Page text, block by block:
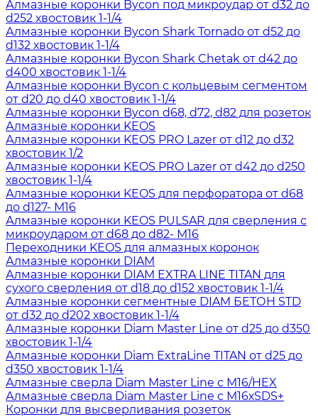
Алмазные коронки Bycon под микроудар от d32 до
d252 хвостовик 1-1/4
Алмазные коронки Bycon Shark Tornado от d52 до
d132 хвостовик 1-1/4
Алмазные коронки Bycon Shark Chetak от d42 до
d400 хвостовик 1-1/4
Алмазные коронки Bycon с кольцевым сегментом
от d20 до d40 хвостовик 1-1/4
Алмазные коронки Bycon d68, d72, d82 для розеток
Алмазные коронки KEOS
Алмазные коронки KEOS PRO Lazer от d12 до d32
хвостовик 1/2
Алмазные коронки KEOS PRO Lazer от d42 до d250
хвостовик 1-1/4
Алмазные коронки KEOS для перфоратора от d68
до d127- М16
Алмазные коронки KEOS PULSAR для сверления с
микроударом от d68 до d82- М16
Переходники KEOS для алмазных коронок
Алмазные коронки DIAM
Алмазные коронки DIAM EXTRA LINE TITAN для
сухого сверления от d18 до d152 хвостовик 1-1/4
Алмазные коронки сегментные DIAM БЕТОН STD
от d32 до d202 хвостовик 1-1/4
Алмазные коронки Diam Master Line от d25 до d350
хвостовик 1-1/4
Алмазные коронки Diam ExtraLine ТITAN от d25 до
d350 хвостовик 1-1/4
Алмазные сверла Diam Master Line с М16/HEX
Алмазные сверла Diam Master Line с М16хSDS+
Коронки для высверливания розеток